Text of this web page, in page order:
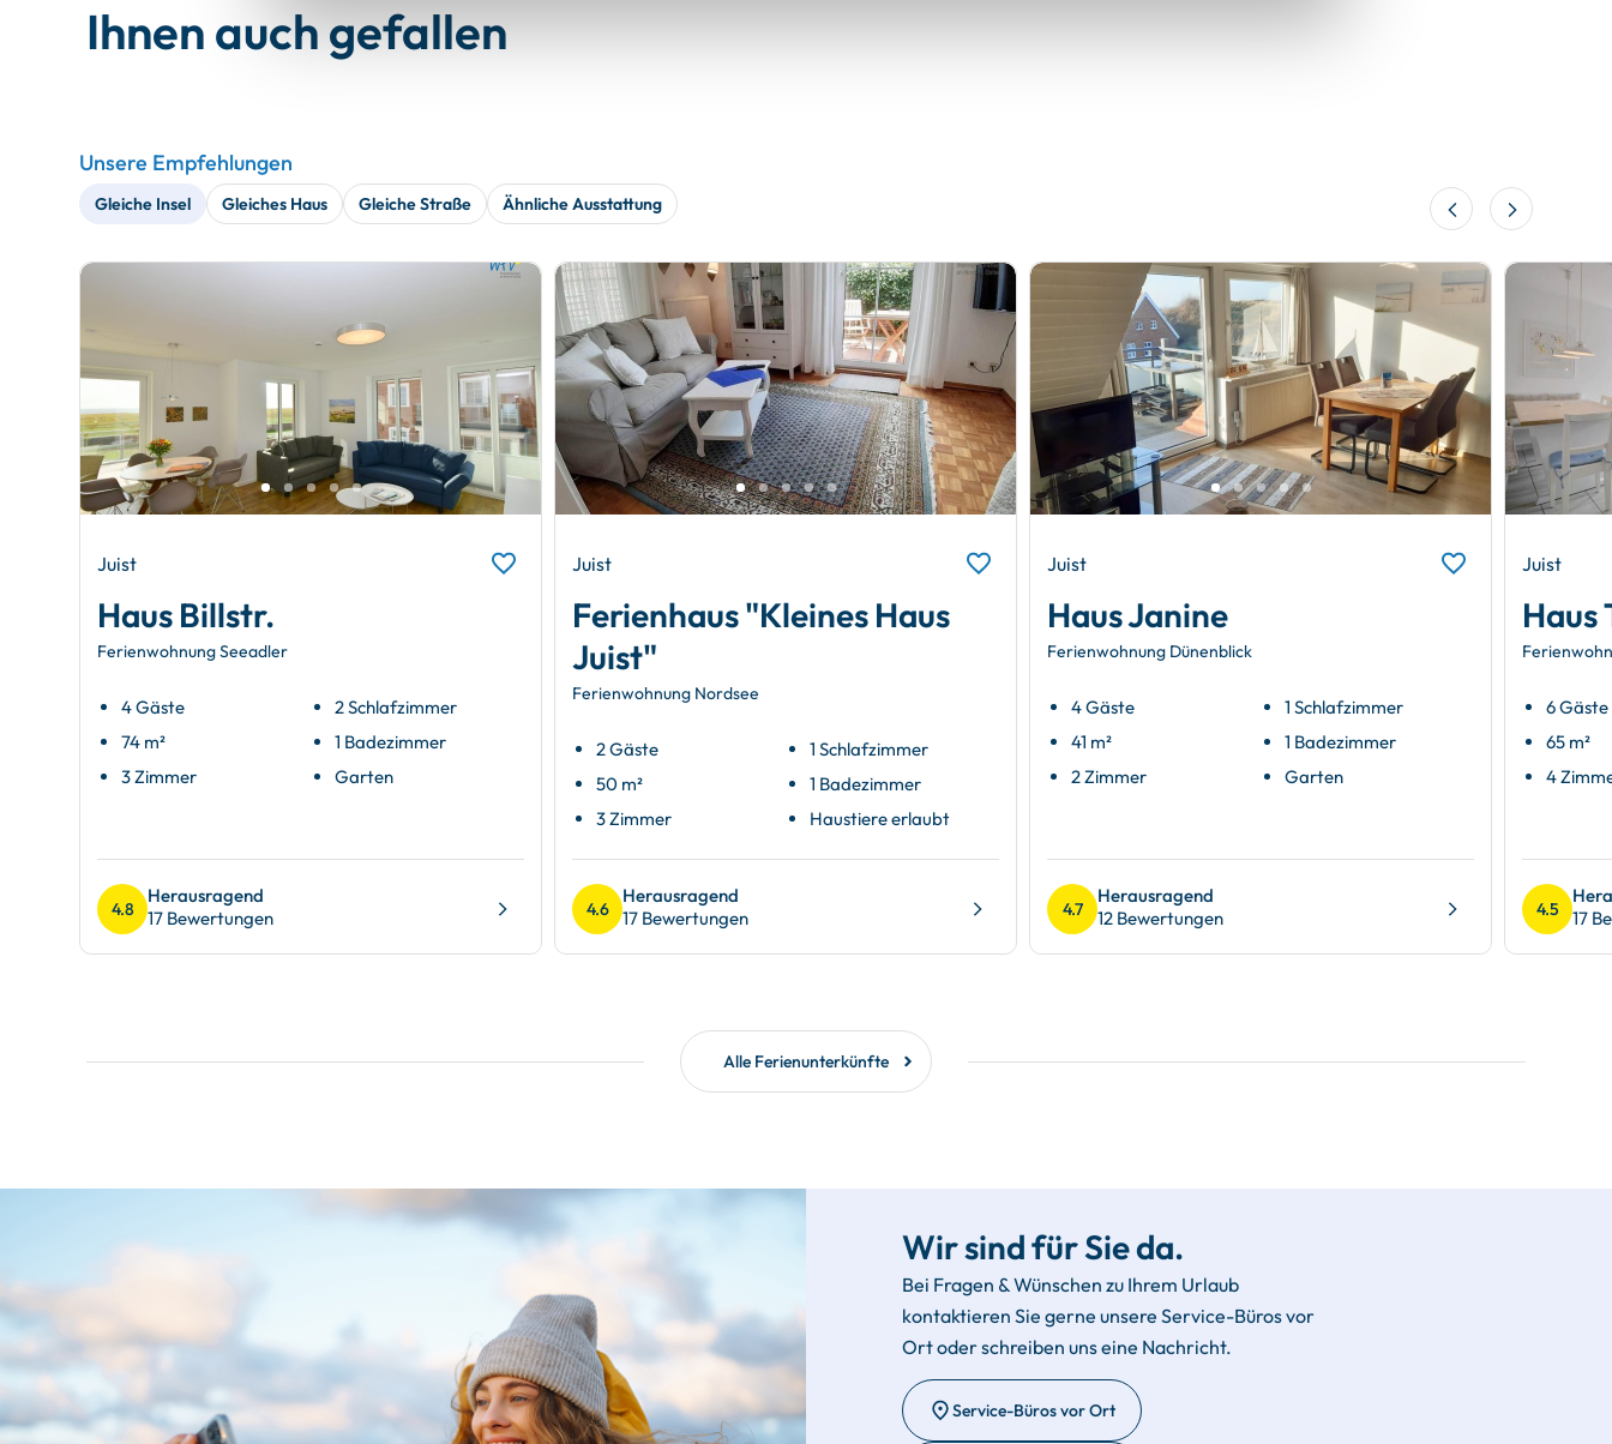
Ihnen auch gefallen
Unsere Empfehlungen
Gleiche Insel Gleiches Haus Gleiche Straße Ähnliche Ausstattung
Juist
Haus Billstr.
Ferienwohnung Seeadler
4 Gäste
74 m²
3 Zimmer
2 Schlafzimmer
1 Badezimmer
Garten
4.8
Herausragend
17 Bewertungen
Juist
Ferienhaus "Kleines Haus
Juist"
Ferienwohnung Nordsee
2 Gäste
50 m²
3 Zimmer
1 Schlafzimmer
1 Badezimmer
Haustiere erlaubt
4.6
Herausragend
17 Bewertungen
Juist
Haus Janine
Ferienwohnung Dünenblick
4 Gäste
41 m²
2 Zimmer
1 Schlafzimmer
1 Badezimmer
Garten
4.7
Herausragend
12 Bewertungen
Juist
Haus
6 Gäste
65 m²
4
4.5
17
Alle Ferienunterkünfte
Wir sind für Sie da.
Bei Fragen & Wünschen zu Ihrem Urlaub
kontaktieren Sie gerne unsere Service-Büros vor
Ort oder schreiben uns eine Nachricht.
Service-Büros vor Ort